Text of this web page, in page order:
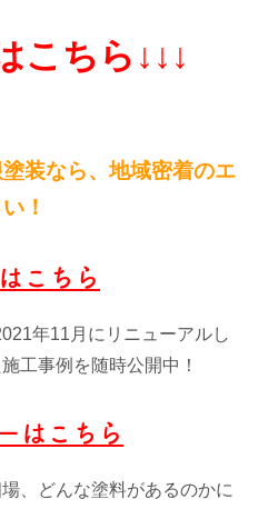
こちら↓↓↓
装なら、地域密着のエ
！
こちら
年11月にリニューアルし
工事例を随時公開中！
はこちら
、どんな塗料があるのかに